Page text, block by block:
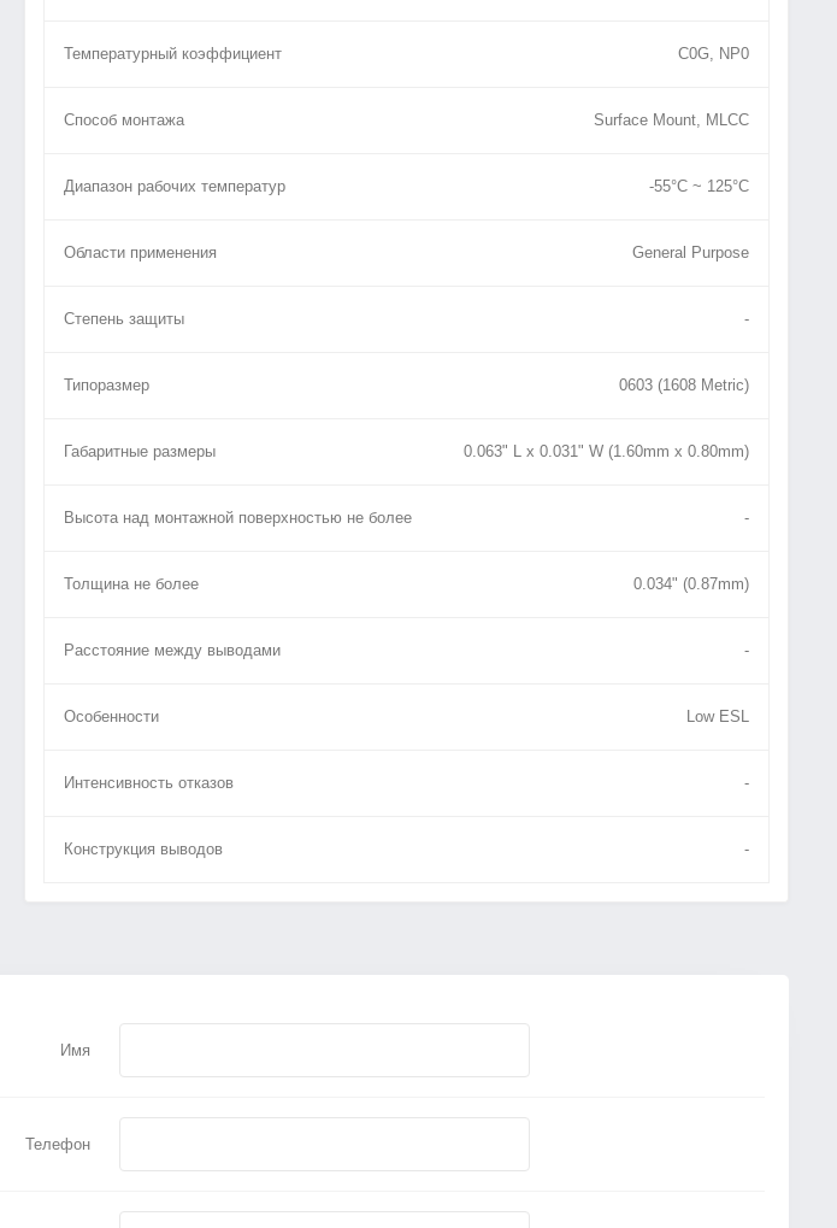
Температурный коэффициент C0G, NP0
Способ монтажа Surface Mount, MLCC
Диапазон рабочих температур -55°C ~ 125°C
Области применения General Purpose
Степень защиты -
Типоразмер 0603 (1608 Metric)
Габаритные размеры 0.063" L x 0.031" W (1.60mm x 0.80mm)
Высота над монтажной поверхностью не более -
Толщина не более 0.034" (0.87mm)
Расстояние между выводами -
Особенности Low ESL
Интенсивность отказов -
Конструкция выводов -
Имя
Телефон